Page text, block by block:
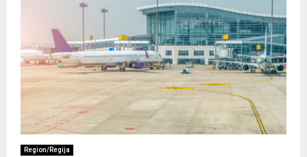
Region/Regija